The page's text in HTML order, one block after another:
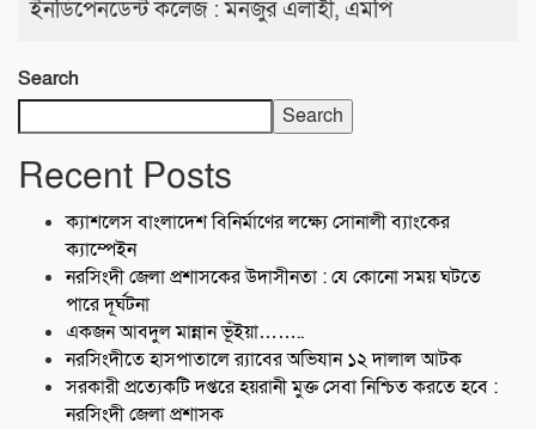
ইনডিপেনডেন্ট কলেজ : মনজুর এলাহী, এমপি
Search
Search
Recent Posts
ক্যাশলেস বাংলাদেশ বিনির্মাণের লক্ষ্যে সোনালী ব্যাংকের
ক্যাম্পেইন
নরসিংদী জেলা প্রশাসকের উদাসীনতা : যে কোনো সময় ঘটতে
পারে দূর্ঘটনা
একজন আবদুল মান্নান ভূঁইয়া……..
নরসিংদীতে হাসপাতালে র‍্যাবের অভিযান ১২ দালাল আটক
সরকারী প্রত্যেকটি দপ্তরে হয়রানী মুক্ত সেবা নিশ্চিত করতে হবে :
নরসিংদী জেলা প্রশাসক